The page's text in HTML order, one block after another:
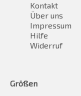
Kontakt
Über uns
Impressum
Hilfe
Widerruf
Größen